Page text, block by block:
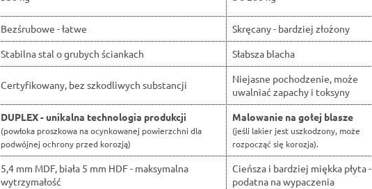
Bezśrubowe - łatwe
Skręcany - bardziej złożony
Stabilna stal o grubych ściankach
Słabsza blacha
Certyfikowany, bez szkodliwych substancji
Niejasne pochodzenie, może
uwalniać zapachy i toksyny
DUPLEX - unikalna technologia produkcji
(powłoka proszkowa na ocynkowanej powierzchni dla
podwójnej ochrony przed korozją)
Malowanie na gołej blasze
(jeśli lakier jest uszkodzony, może
rozpocząć się korozja).
5,4 mm MDF, biała 5 mm HDF - maksymalna
wytrzymałość
Cieńsza i bardziej miękka płyta -
podatna na wypaczenia